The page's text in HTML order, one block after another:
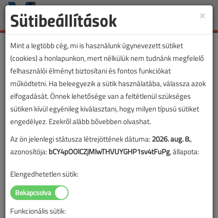
Toggle
×
Sütibeállítások
Mint a legtöbb cég, mi is használunk úgynevezett sütiket
(cookies) a honlapunkon, mert nélkülük nem tudnánk megfelelő
felhasználói élményt biztosítani és fontos funkciókat
működtetni. Ha beleegyezik a sütik használatába, válassza azok
elfogadását. Önnek lehetősége van a feltétlenül szükséges
sütiken kívül egyénileg kiválasztani, hogy milyen típusú sütiket
engedélyez. Ezekről alább bővebben olvashat.
Az ön jelenlegi státusza létrejöttének dátuma:2026. aug. 8.,
azonosítója:bCY4pOOlCZjMlwTHVUYGHP1sv4tFuPg, állapota:
Elengedhetetlen sütik:
Funkcionális sütik: